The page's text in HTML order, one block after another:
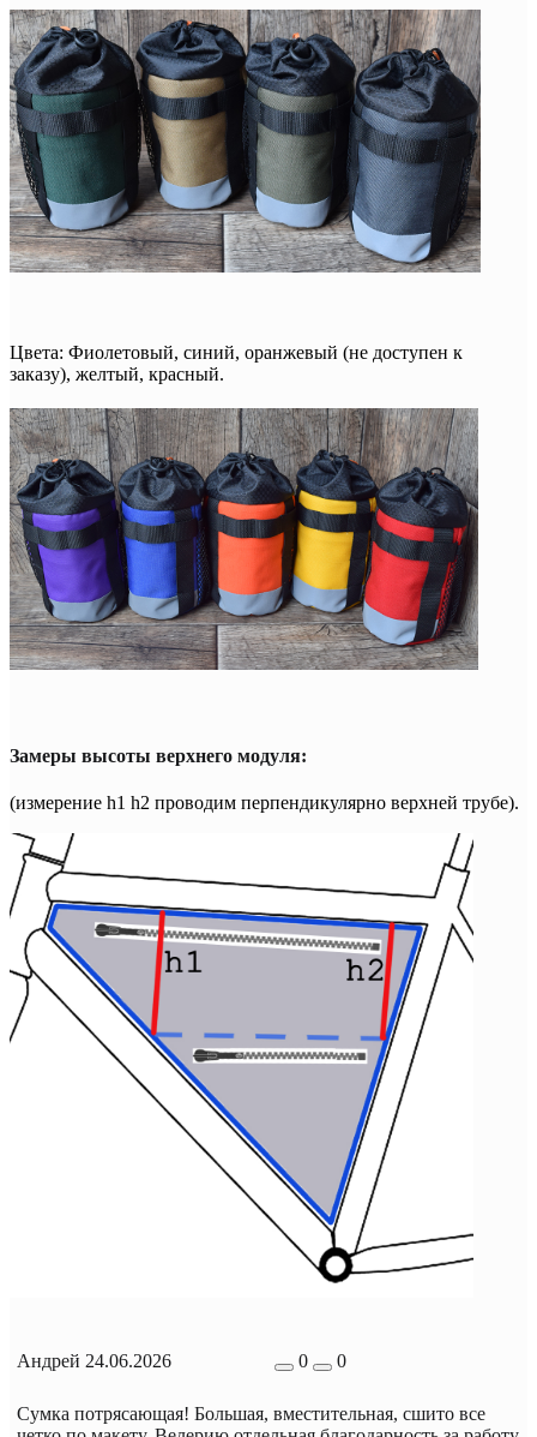
Цвета: Фиолетовый, синий, оранжевый (не доступен к
заказу), желтый, красный.
Замеры высоты верхнего модуля:
(измерение h1 h2 проводим перпендикулярно верхней трубе).
Андрей 24.06.2026 0 0
Сумка потрясающая! Большая, вместительная, сшито все